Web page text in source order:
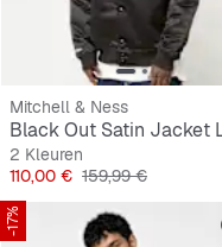
Mitchell & Ness
2 Kleuren
Prijs
110,00 € Originele Prijs
159,99 €
-17%